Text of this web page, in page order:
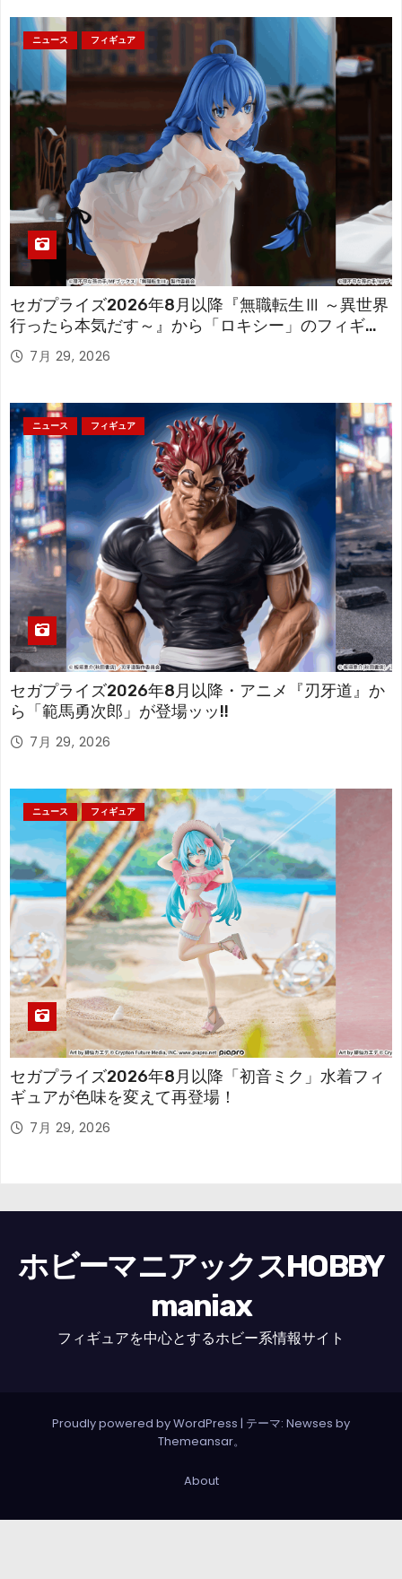
ニュース フィギュア
セガプライズ2026年8月以降『無職転生Ⅲ ～異世界
行ったら本気だす～』から「ロキシー」のフィギュ
アが登場！
7月 29, 2026
ニュース フィギュア
セガプライズ2026年8月以降・アニメ『刃牙道』か
ら「範馬勇次郎」が登場ッッ!!
7月 29, 2026
ニュース フィギュア
セガプライズ2026年8月以降「初音ミク」水着フィ
ギュアが色味を変えて再登場！
7月 29, 2026
ホビーマニアックスHOBBY
maniax
フィギュアを中心とするホビー系情報サイト
Proudly powered by WordPress | テーマ: Newses by
Themeansar。
About